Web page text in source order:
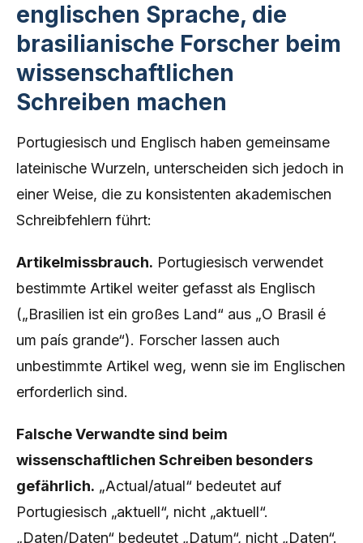
englischen Sprache, die
brasilianische Forscher beim
wissenschaftlichen
Schreiben machen
Portugiesisch und Englisch haben gemeinsame
lateinische Wurzeln, unterscheiden sich jedoch in
einer Weise, die zu konsistenten akademischen
Schreibfehlern führt:
Artikelmissbrauch. Portugiesisch verwendet
bestimmte Artikel weiter gefasst als Englisch
(„Brasilien ist ein großes Land“ aus „O Brasil é
um país grande“). Forscher lassen auch
unbestimmte Artikel weg, wenn sie im Englischen
erforderlich sind.
Falsche Verwandte sind beim
wissenschaftlichen Schreiben besonders
gefährlich. „Actual/atual“ bedeutet auf
Portugiesisch „aktuell“, nicht „aktuell“.
„Daten/Daten“ bedeutet „Datum“, nicht „Daten“.